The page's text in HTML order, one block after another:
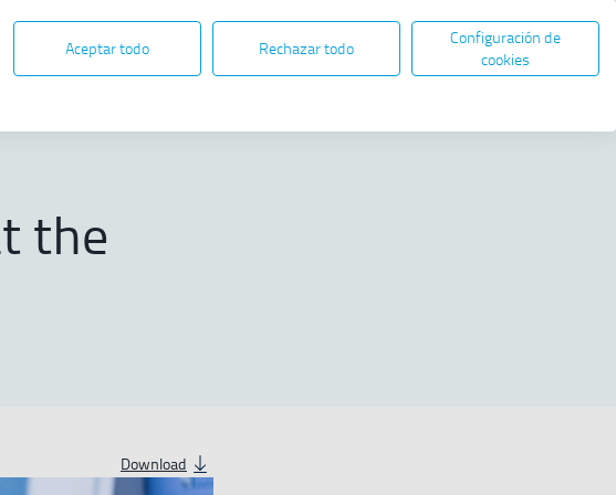
ESEN ELECTRONIC ADMINISTRATION
Open in new window
the
Download
contenido multimedia
Aceptar todo Rechazar todo
Configuración de
cookies